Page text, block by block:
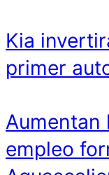
Kia
primer
Aumentan
empleo